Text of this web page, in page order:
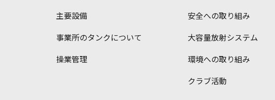
主要設備
事業所のタンクについて
操業管理
安全への取り組み
大容量放射システム
環境への取り組み
クラブ活動